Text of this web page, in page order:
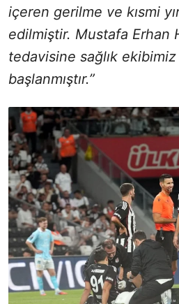
içeren gerilme ve kısmi
edilmiştir. Mustafa Erhan
tedavisine sağlık ekibimiz
başlanmıştır.”